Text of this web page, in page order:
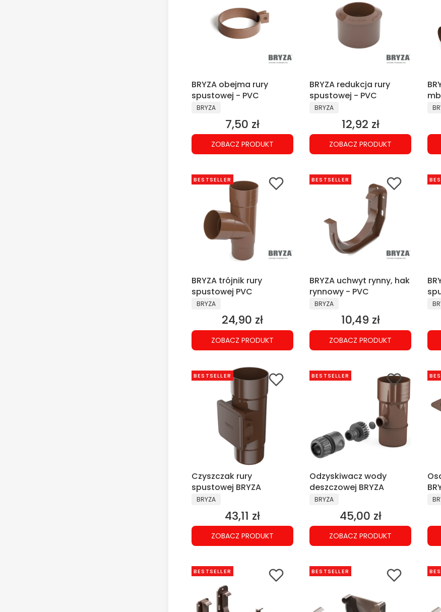
BRYZA obejma rury
spustowej - PVC
PRODUCENT
BRYZA
Cena
7,50 zł
ZOBACZ PRODUKT
BRYZA redukcja rury
spustowej - PVC
PRODUCENT
BRYZA
Cena
12,92 zł
ZOBACZ PRODUKT
BESTSELLER
BRYZA trójnik rury
spustowej PVC
PRODUCENT
BRYZA
Cena
24,90 zł
ZOBACZ PRODUKT
BESTSELLER
BRYZA uchwyt rynny, hak
rynnowy - PVC
PRODUCENT
BRYZA
Cena
10,49 zł
ZOBACZ PRODUKT
BESTSELLER
Czyszczak rury
spustowej BRYZA
PRODUCENT
BRYZA
Cena
43,11 zł
ZOBACZ PRODUKT
BESTSELLER
Odzyskiwacz wody
deszczowej BRYZA
PRODUCENT
BRYZA
Cena
45,00 zł
ZOBACZ PRODUKT
BESTSELLER BESTSELLER